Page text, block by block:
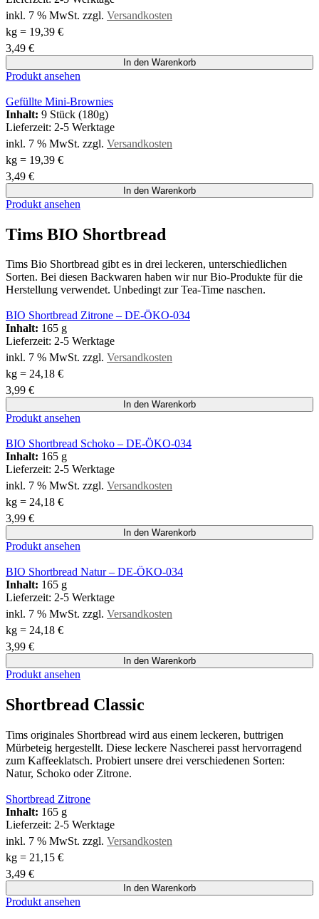
inkl. 7 % MwSt. zzgl. Versandkosten
kg = 19,39 €
3,49 €
In den Warenkorb
Produkt ansehen
Gefüllte Mini-Brownies
Inhalt: 9 Stück (180g)
Lieferzeit: 2-5 Werktage
inkl. 7 % MwSt. zzgl. Versandkosten
kg = 19,39 €
3,49 €
In den Warenkorb
Produkt ansehen
Tims BIO Shortbread
Tims Bio Shortbread gibt es in drei leckeren, unterschiedlichen
Sorten. Bei diesen Backwaren haben wir nur Bio-Produkte für die
Herstellung verwendet. Unbedingt zur Tea-Time naschen.
BIO Shortbread Zitrone – DE-ÖKO-034
Inhalt: 165 g
Lieferzeit: 2-5 Werktage
inkl. 7 % MwSt. zzgl. Versandkosten
kg = 24,18 €
3,99 €
In den Warenkorb
Produkt ansehen
BIO Shortbread Schoko – DE-ÖKO-034
Inhalt: 165 g
Lieferzeit: 2-5 Werktage
inkl. 7 % MwSt. zzgl. Versandkosten
kg = 24,18 €
3,99 €
In den Warenkorb
Produkt ansehen
BIO Shortbread Natur – DE-ÖKO-034
Inhalt: 165 g
Lieferzeit: 2-5 Werktage
inkl. 7 % MwSt. zzgl. Versandkosten
kg = 24,18 €
3,99 €
In den Warenkorb
Produkt ansehen
Shortbread Classic
Tims originales Shortbread wird aus einem leckeren, buttrigen
Mürbeteig hergestellt. Diese leckere Nascherei passt hervorragend
zum Kaffeeklatsch. Probiert unsere drei verschiedenen Sorten:
Natur, Schoko oder Zitrone.
Shortbread Zitrone
Inhalt: 165 g
Lieferzeit: 2-5 Werktage
inkl. 7 % MwSt. zzgl. Versandkosten
kg = 21,15 €
3,49 €
In den Warenkorb
Produkt ansehen